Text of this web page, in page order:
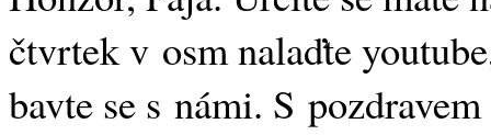
čtvrtek v osm nalaďte
bavte se s námi. S